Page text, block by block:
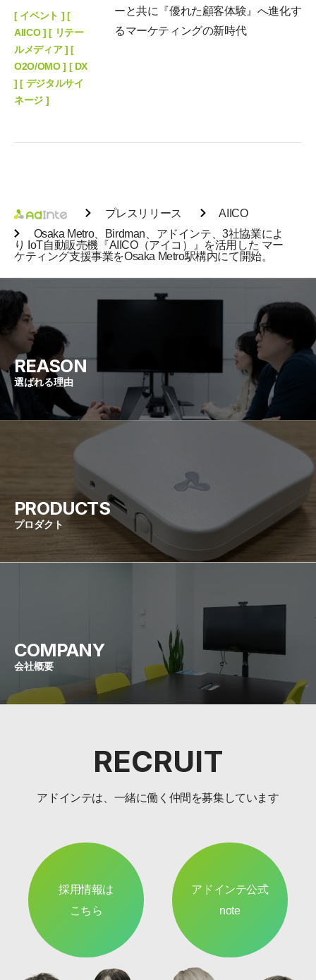
[ イベント ] [
AIICO ] [ リテー
ルメディア ] [
O2O/OMO ] [ DX
] [ デジタルサイ
ネージ ]
ーと共に『優れた顧客体験』へ進化す
るマーケティングの新時代
プレスリリース
AIICO
Osaka Metro、Birdman、アドインテ、3社協業によ
り IoT自動販売機『AIICO（アイコ）』を活用した マー
ケティング支援事業をOsaka Metro駅構内にて開始。
選ばれる理由
REASON
プロダクト
PRODUCTS
会社概要
COMPANY
RECRUIT
アドインテは、一緒に働く仲間を募集しています
採用情報は
こちら
アドインテ公式
note